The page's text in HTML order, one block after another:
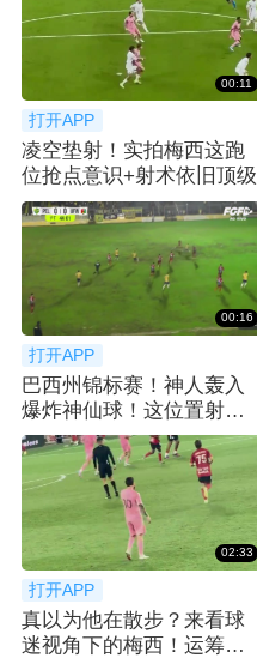
00:11
打开APP
凌空垫射！实拍梅西这跑
位抢点意识+射术依旧顶级
00:16
打开APP
巴西州锦标赛！神人轰入
爆炸神仙球！这位置射门
简直不讲道理！
02:33
打开APP
真以为他在散步？来看球
迷视角下的梅西！运筹帷